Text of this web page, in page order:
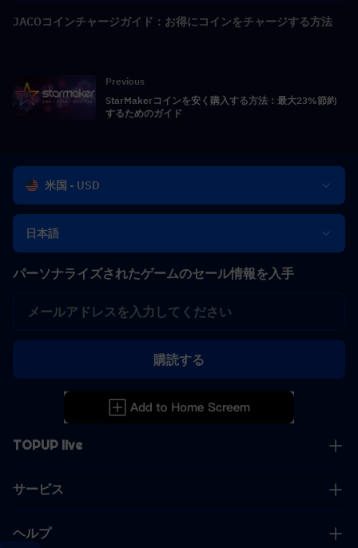
JACOコインチャージガイド：お得にコインをチャージする方法
Previous
StarMakerコインを安く購入する方法：最大23%節約
するためのガイド
米国 - USD
日本語
TOPUP live
サービス
ヘルプ
パーソナライズされたゲームのセール情報を入手
購読する